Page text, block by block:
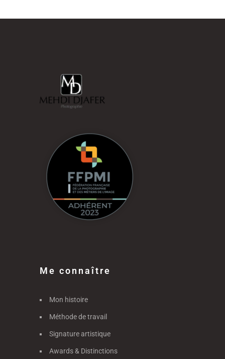
Me connaître
Mon histoire
Méthode de travail
Signature artistique
Awards & Distinctions